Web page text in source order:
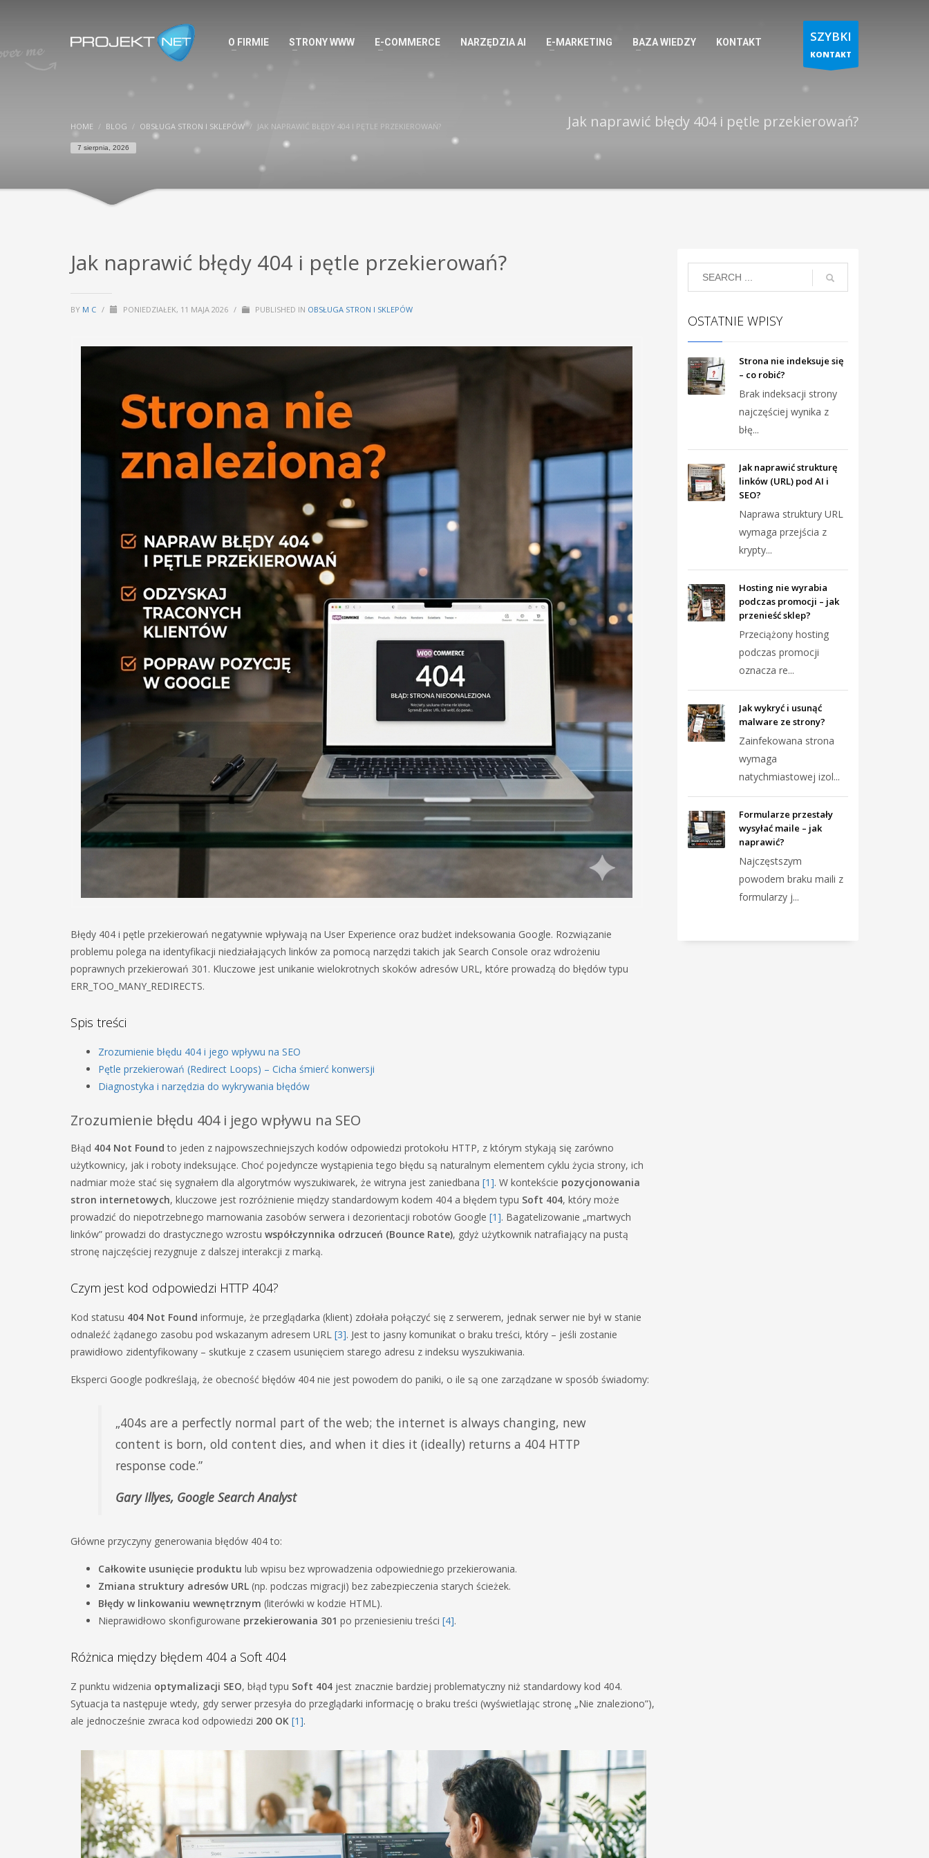
O FIRMIE STRONY WWW E-COMMERCE NARZĘDZIA AI E-MARKETING BAZA WIEDZY KONTAKT SZYBKI
KONTAKT
HOME BLOG OBSŁUGA STRON I SKLEPÓW JAK NAPRAWIĆ BŁĘDY 404 I PĘTLE PRZEKIEROWAŃ?
7 sierpnia, 2026
Jak naprawić błędy 404 i pętle przekierowań?
Jak naprawić błędy 404 i pętle przekierowań?
BY M C / PONIEDZIAŁEK, 11 MAJA 2026 / PUBLISHED IN OBSŁUGA STRON I SKLEPÓW
Błędy 404 i pętle przekierowań negatywnie wpływają na User Experience oraz budżet indeksowania Google. Rozwiązanie
problemu polega na identyfikacji niedziałających linków za pomocą narzędzi takich jak Search Console oraz wdrożeniu
poprawnych przekierowań 301. Kluczowe jest unikanie wielokrotnych skoków adresów URL, które prowadzą do błędów typu
ERR_TOO_MANY_REDIRECTS.
Spis treści
Zrozumienie błędu 404 i jego wpływu na SEO
Pętle przekierowań (Redirect Loops) – Cicha śmierć konwersji
Diagnostyka i narzędzia do wykrywania błędów
Zrozumienie błędu 404 i jego wpływu na SEO
Błąd 404 Not Found to jeden z najpowszechniejszych kodów odpowiedzi protokołu HTTP, z którym stykają się zarówno
użytkownicy, jak i roboty indeksujące. Choć pojedyncze wystąpienia tego błędu są naturalnym elementem cyklu życia strony, ich
nadmiar może stać się sygnałem dla algorytmów wyszukiwarek, że witryna jest zaniedbana [1]. W kontekście pozycjonowania
stron internetowych, kluczowe jest rozróżnienie między standardowym kodem 404 a błędem typu Soft 404, który może
prowadzić do niepotrzebnego marnowania zasobów serwera i dezorientacji robotów Google [1]. Bagatelizowanie „martwych
linków” prowadzi do drastycznego wzrostu współczynnika odrzuceń (Bounce Rate), gdyż użytkownik natrafiający na pustą
stronę najczęściej rezygnuje z dalszej interakcji z marką.
Czym jest kod odpowiedzi HTTP 404?
Kod statusu 404 Not Found informuje, że przeglądarka (klient) zdołała połączyć się z serwerem, jednak serwer nie był w stanie
odnaleźć żądanego zasobu pod wskazanym adresem URL [3]. Jest to jasny komunikat o braku treści, który – jeśli zostanie
prawidłowo zidentyfikowany – skutkuje z czasem usunięciem starego adresu z indeksu wyszukiwania.
Eksperci Google podkreślają, że obecność błędów 404 nie jest powodem do paniki, o ile są one zarządzane w sposób świadomy:
„404s are a perfectly normal part of the web; the internet is always changing, new
content is born, old content dies, and when it dies it (ideally) returns a 404 HTTP
response code.”
Gary Illyes, Google Search Analyst
Główne przyczyny generowania błędów 404 to:
Całkowite usunięcie produktu lub wpisu bez wprowadzenia odpowiedniego przekierowania.
Zmiana struktury adresów URL (np. podczas migracji) bez zabezpieczenia starych ścieżek.
Błędy w linkowaniu wewnętrznym (literówki w kodzie HTML).
Nieprawidłowo skonfigurowane przekierowania 301 po przeniesieniu treści [4].
Różnica między błędem 404 a Soft 404
Z punktu widzenia optymalizacji SEO, błąd typu Soft 404 jest znacznie bardziej problematyczny niż standardowy kod 404.
Sytuacja ta następuje wtedy, gdy serwer przesyła do przeglądarki informację o braku treści (wyświetlając stronę „Nie znaleziono”),
ale jednocześnie zwraca kod odpowiedzi 200 OK [1].
OSTATNIE WPISY
Strona nie indeksuje się
– co robić?
Brak indeksacji strony
najczęściej wynika z
błę...
Jak naprawić strukturę
linków (URL) pod AI i
SEO?
Naprawa struktury URL
wymaga przejścia z
krypty...
Hosting nie wyrabia
podczas promocji – jak
przenieść sklep?
Przeciążony hosting
podczas promocji
oznacza re...
Jak wykryć i usunąć
malware ze strony?
Zainfekowana strona
wymaga
natychmiastowej izol...
Formularze przestały
wysyłać maile – jak
naprawić?
Najczęstszym
powodem braku maili z
formularzy j...